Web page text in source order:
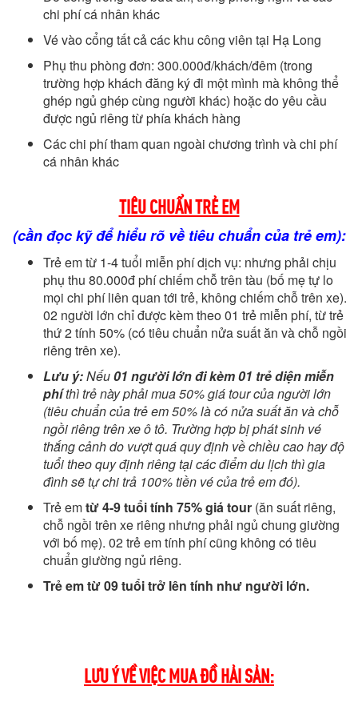
chi phí cá nhân khác
Vé vào cổng tất cả các khu công viên tại Hạ Long
Phụ thu phòng đơn: 300.000đ/khách/đêm (trong
trường hợp khách đăng ký đi một mình mà không thể
ghép ngủ ghép cùng người khác) hoặc do yêu cầu
được ngủ riêng từ phía khách hàng
Các chi phí tham quan ngoài chương trình và chi phí
cá nhân khác
TIÊU CHUẨN TRẺ EM
(cần đọc kỹ để hiểu rõ về tiêu chuẩn của trẻ em):
Trẻ em từ 1-4 tuổi miễn phí dịch vụ: nhưng phải chịu
phụ thu 80.000đ phí chiếm chỗ trên tàu (bố mẹ tự lo
mọi chi phí liên quan tới trẻ, không chiếm chỗ trên xe).
02 người lớn chỉ được kèm theo 01 trẻ miễn phí, từ trẻ
thứ 2 tính 50% (có tiêu chuẩn nửa suất ăn và chỗ ngồi
riêng trên xe).
Lưu ý:Nếu01 người lớn đi kèm 01 trẻ diện miễn
phíthì trẻ này phải mua 50% giá tour của người lớn
(tiêu chuẩn của trẻ em 50% là có nửa suất ăn và chỗ
ngồi riêng trên xe ô tô. Trường hợp bị phát sinh vé
thắng cảnh do vượt quá quy định về chiều cao hay độ
tuổi theo quy định riêng tại các điểm du lịch thì gia
đình sẽ tự chi trả 100% tiền vé của trẻ em đó).
Trẻ emtừ 4-9 tuổi tính 75% giá tour (ăn suất riêng,
chỗ ngồi trên xe riêng nhưng phải ngủ chung giường
với bố mẹ). 02 trẻ em tính phí cũng không có tiêu
chuẩn giường ngủ riêng.
Trẻ em từ 09 tuổi trở lên tính như người lớn.
LƯU Ý VỀ VIỆC MUA ĐỒ HẢI SẢN: